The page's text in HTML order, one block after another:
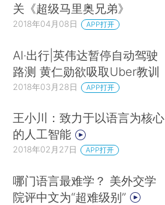
关《超级马里奥兄弟》
2018年04月08日 APP打开
AI·出行|英伟达暂停自动驾驶
路测 黄仁勋欲吸取Uber教训
2018年03月28日 APP打开
王小川：致力于以语言为核心
的人工智能
2018年02月27日 APP打开
哪门语言最难学？ 美外交学
院评中文为“超难级别”